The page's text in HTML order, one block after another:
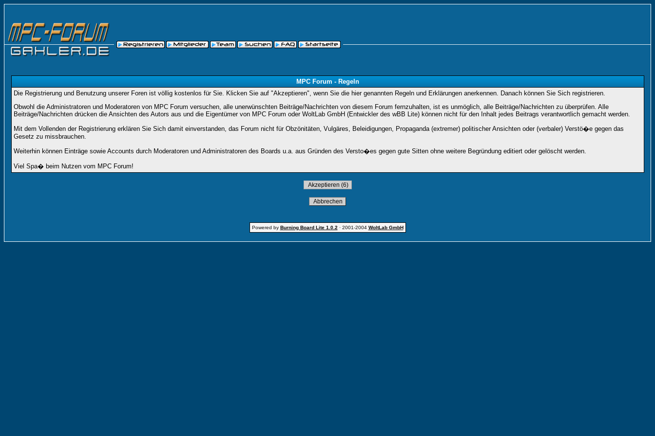
MPC Forum - Regeln
Die Registrierung und Benutzung unserer Foren ist völlig kostenlos für Sie. Klicken Sie auf "Akzeptieren", wenn Sie die hier genannten Regeln und Erklärungen anerkennen. Danach können Sie Sich registrieren.
Obwohl die Administratoren und Moderatoren von MPC Forum versuchen, alle unerwünschten Beiträge/Nachrichten von diesem Forum fernzuhalten, ist es unmöglich, alle Beiträge/Nachrichten zu überprüfen. Alle
Beiträge/Nachrichten drücken die Ansichten des Autors aus und die Eigentümer von MPC Forum oder WoltLab GmbH (Entwickler des wBB Lite) können nicht für den Inhalt jedes Beitrags verantwortlich gemacht werden.
Mit dem Vollenden der Registrierung erklären Sie Sich damit einverstanden, das Forum nicht für Obzönitäten, Vulgäres, Beleidigungen, Propaganda (extremer) politischer Ansichten oder (verbaler) Verstö�e gegen das
Gesetz zu missbrauchen.
Weiterhin können Einträge sowie Accounts durch Moderatoren und Administratoren des Boards u.a. aus Gründen des Versto�es gegen gute Sitten ohne weitere Begründung editiert oder gelöscht werden.
Viel Spa� beim Nutzen vom MPC Forum!
Powered by Burning Board Lite 1.0.2 · 2001-2004 WoltLab GmbH